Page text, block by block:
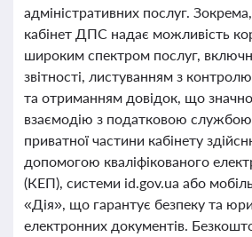
адміністративних послуг.
кабінет ДПС надає можливість
широким спектром послуг,
звітності, листуванням з
та отриманням довідок, що
взаємодію з податковою
приватної частини кабінету
допомогою кваліфікованого
(КЕП), системи id.gov.ua або
«Дія», що гарантує безпеку та
електронних документів.